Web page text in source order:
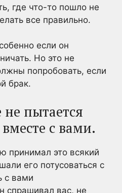
где что-то пошло не
все правильно.
если он
Но это не
попробовать, если
брак.
пытается
с вами.
принимал это всякий
его потусоваться с
с вами
спрашивал вас, не